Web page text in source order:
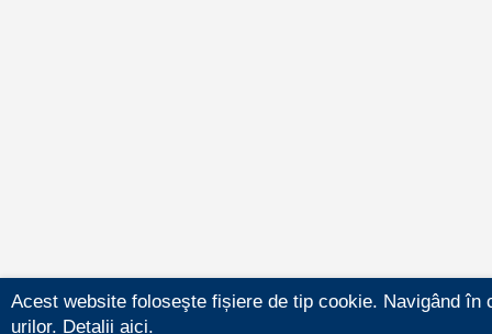
Acest website foloseşte fișiere de tip cookie. Navigând
urilor. Detalii aici.